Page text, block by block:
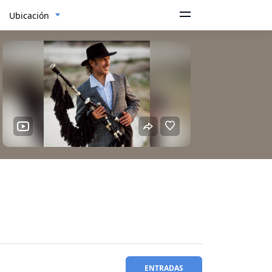
Ubicación
ENTRADAS